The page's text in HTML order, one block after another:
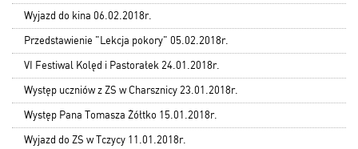
Wyjazd do kina 06.02.2018r.
Przedstawienie "Lekcja pokory" 05.02.2018r.
VI Festiwal Kolęd i Pastorałek 24.01.2018r.
Występ uczniów z ZS w Charsznicy 23.01.2018r.
Występ Pana Tomasza Żółtko 15.01.2018r.
Wyjazd do ZS w Tczycy 11.01.2018r.